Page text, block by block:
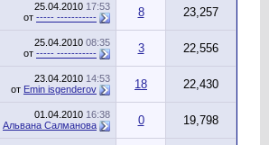
25.04.2010 17:53
от ----- ----------- 8 23,257
25.04.2010 08:35
от ----- ----------- 3 22,556
23.04.2010 14:53
от Emin isgenderov 18 22,430
01.04.2010 16:38
Альвана Салманова 0 19,798